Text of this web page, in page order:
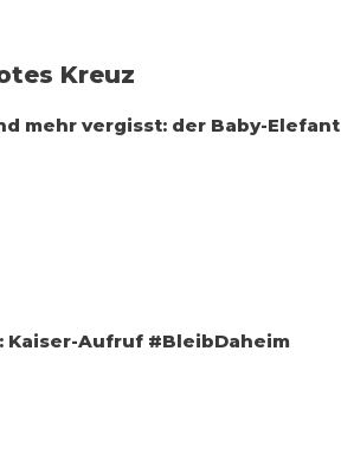
Kreuz
mehr vergisst: der Baby-Elefant
Kaiser-Aufruf #BleibDaheim